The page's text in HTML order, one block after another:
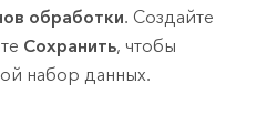
обработки. Создайте
Сохранить, чтобы
набор данных.